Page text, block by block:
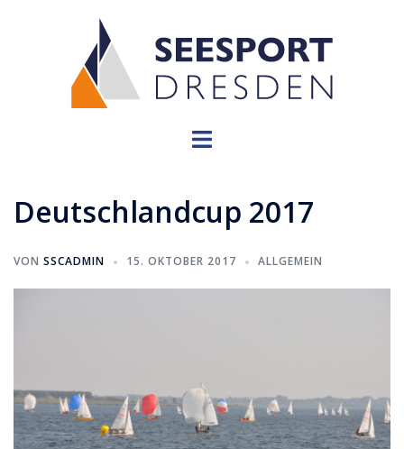
Menü
Deutschlandcup 2017
VON SSCADMIN 15. OKTOBER 2017 ALLGEMEIN